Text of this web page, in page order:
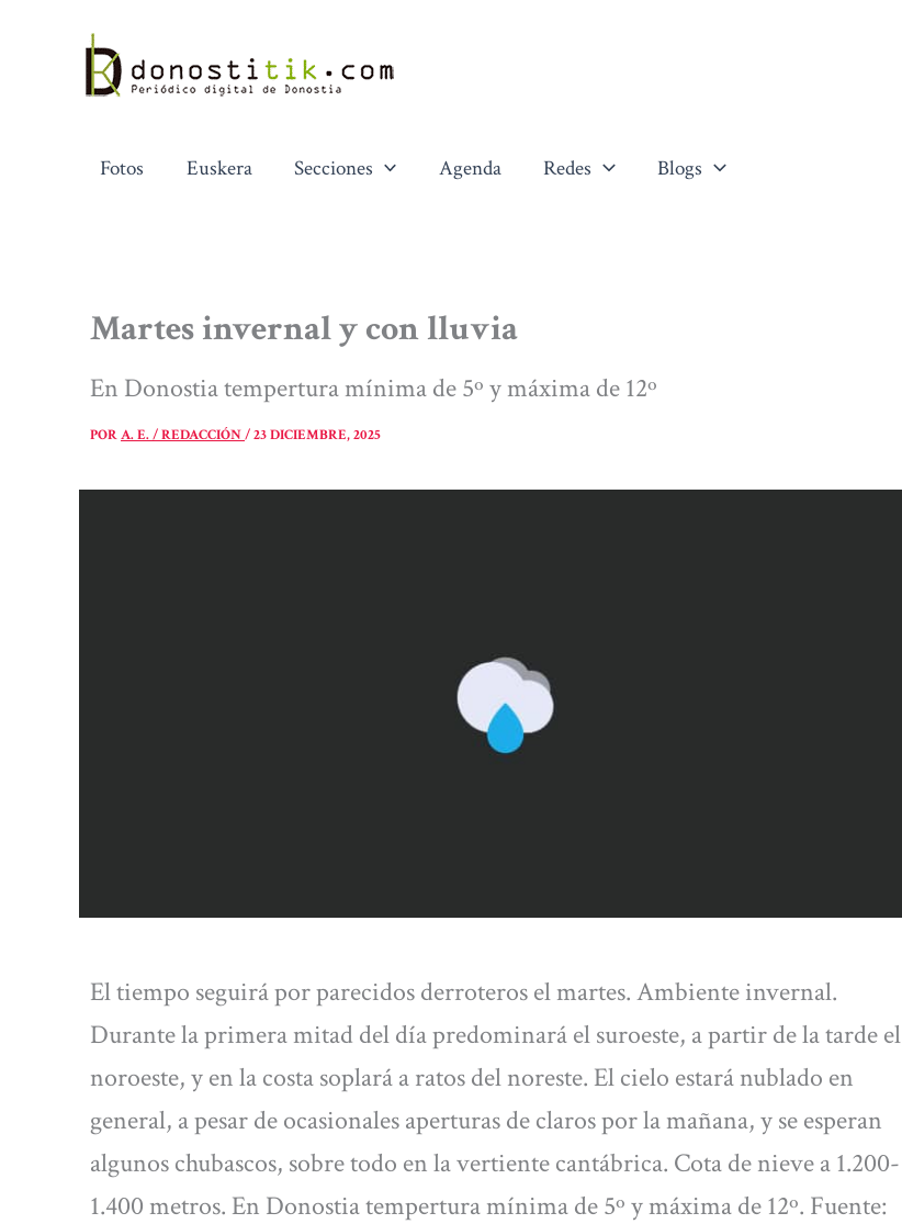
contenido
Fotos Euskera Secciones Agenda Redes Blogs
Martes invernal y con lluvia
En Donostia tempertura mínima de 5º y máxima de 12º
PORA. E. / REDACCIÓN/23 DICIEMBRE, 2025
El tiempo seguirá por parecidos derroteros el martes. Ambiente invernal.
Durante la primera mitad del día predominará el suroeste, a partir de la tarde el
noroeste, y en la costa soplará a ratos del noreste. El cielo estará nublado en
general, a pesar de ocasionales aperturas de claros por la mañana, y se esperan
algunos chubascos, sobre todo en la vertiente cantábrica. Cota de nieve a 1.200-
1.400 metros. En Donostia tempertura mínima de 5º y máxima de 12º. Fuente: